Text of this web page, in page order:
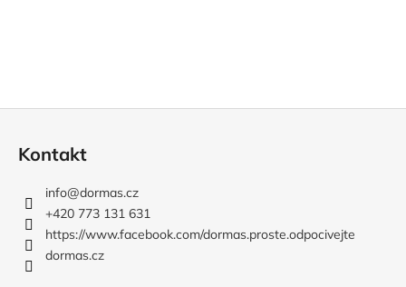
Kontakt
info@dormas.cz
+420 773 131 631
https://www.facebook.com/dormas.proste.odpocivejte
dormas.cz